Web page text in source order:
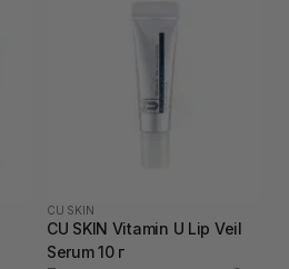
CU SKIN
CU SKIN Vitamin U Lip Veil
Serum 10 г